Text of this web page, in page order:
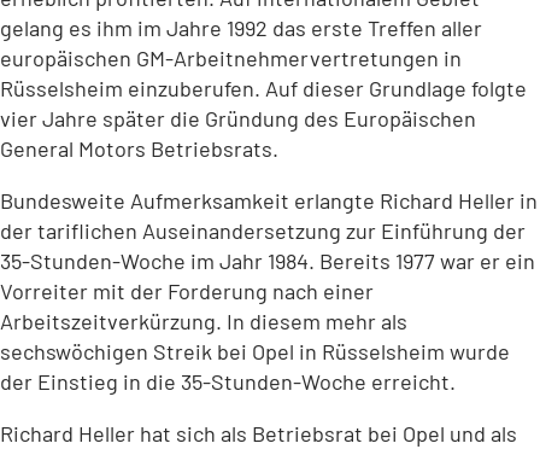
gelang es ihm im Jahre 1992 das erste Treffen aller
europäischen GM-Arbeitnehmervertretungen in
Rüsselsheim einzuberufen. Auf dieser Grundlage folgte
vier Jahre später die Gründung des Europäischen
General Motors Betriebsrats.
Bundesweite Aufmerksamkeit erlangte Richard Heller in
der tariflichen Auseinandersetzung zur Einführung der
35-Stunden-Woche im Jahr 1984. Bereits 1977 war er ein
Vorreiter mit der Forderung nach einer
Arbeitszeitverkürzung. In diesem mehr als
sechswöchigen Streik bei Opel in Rüsselsheim wurde
der Einstieg in die 35-Stunden-Woche erreicht.
Richard Heller hat sich als Betriebsrat bei Opel und als